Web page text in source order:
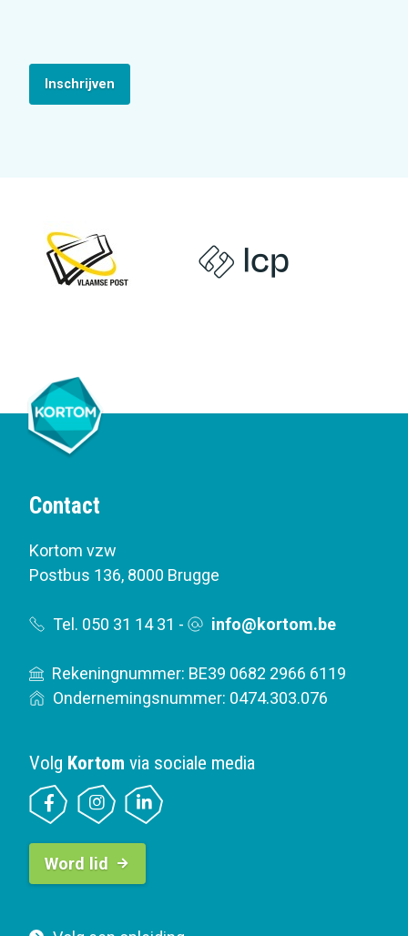
Inschrijven
Contact
Kortom vzw
Postbus 136, 8000 Brugge
Tel. 050 31 14 31 - info@kortom.be
Rekeningnummer: BE39 0682 2966 6119
Ondernemingsnummer: 0474.303.076
F
Volg Kortom via sociale media
B
t
Word lid